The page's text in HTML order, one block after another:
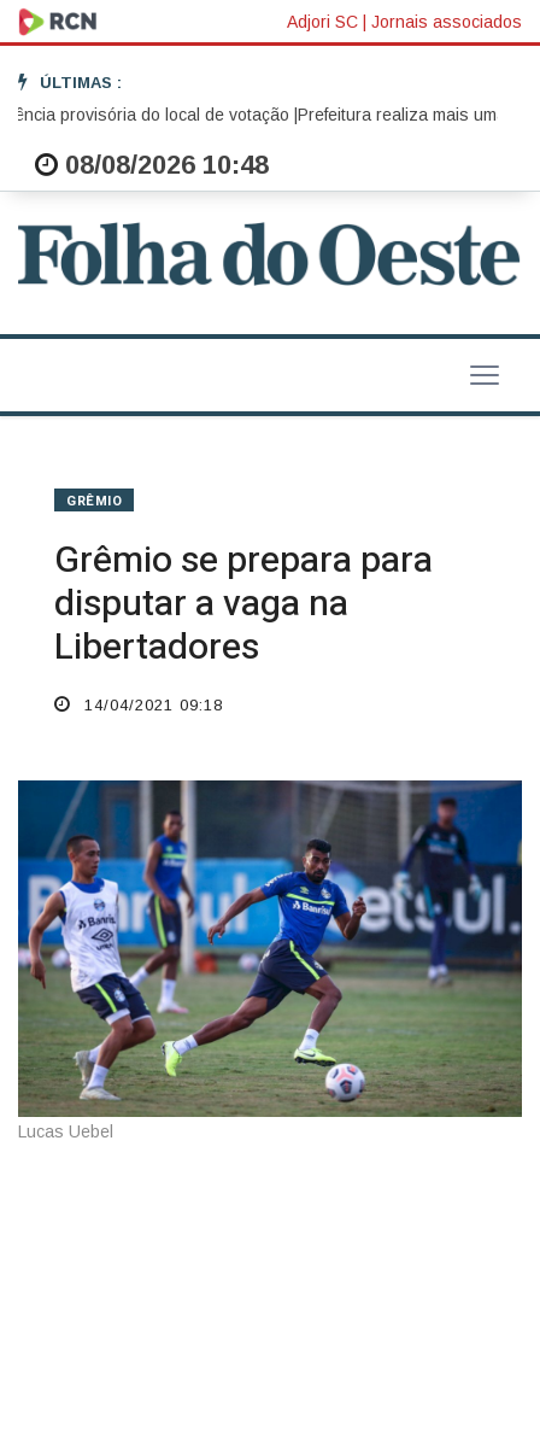
Adjori SC | Jornais associados
ÚLTIMAS :
provisória do local de votação |Prefeitura realiza mais uma
08/08/2026 10:48
GRÊMIO
Grêmio se prepara para
disputar a vaga na
Libertadores
14/04/2021 09:18
Lucas Uebel